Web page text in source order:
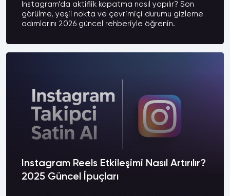
Instagram’da aktiflik kapatma nasıl yapılır? Son
görülme, yeşil nokta ve çevrimiçi durumu gizleme
adımlarını 2026 güncel rehberiyle öğrenin.
Instagram Reels Etkileşimi Nasıl Artırılır?
2025 Güncel İpuçları